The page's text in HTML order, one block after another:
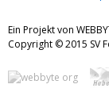
Ein Projekt von
Copyright © 2015